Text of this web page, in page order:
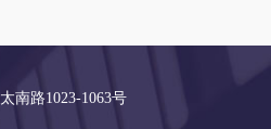
南路1023-1063号